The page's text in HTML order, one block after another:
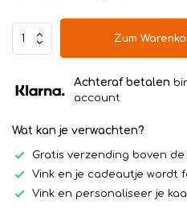
Zum
Achteraf betalen
account
Wat kan je verwachten?
Gratis verzending boven de
Vink en je cadeautje wordt
Vink en personaliseer je